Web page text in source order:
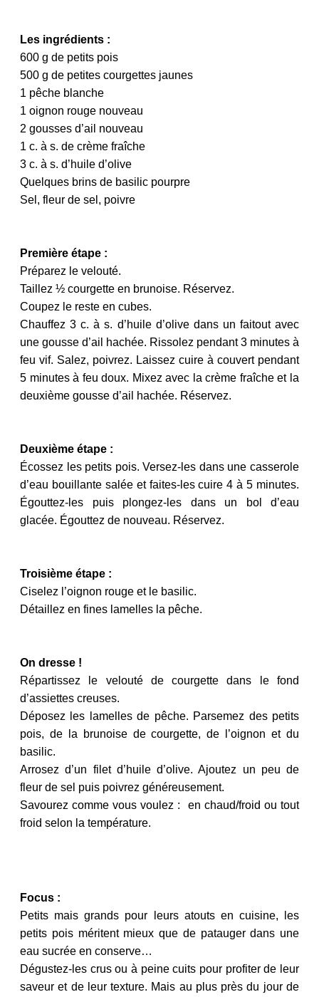
Les ingrédients :
600 g de petits pois
500 g de petites courgettes jaunes
1 pêche blanche
1 oignon rouge nouveau
2 gousses d’ail nouveau
1 c. à s. de crème fraîche
3 c. à s. d’huile d’olive
Quelques brins de basilic pourpre
Sel, fleur de sel, poivre
Première étape :
Préparez le velouté.
Taillez ½ courgette en brunoise. Réservez.
Coupez le reste en cubes.
Chauffez 3 c. à s. d’huile d’olive dans un faitout avec
une gousse d’ail hachée. Rissolez pendant 3 minutes à
feu vif. Salez, poivrez. Laissez cuire à couvert pendant
5 minutes à feu doux. Mixez avec la crème fraîche et la
deuxième gousse d’ail hachée. Réservez.
Deuxième étape :
Écossez les petits pois. Versez-les dans une casserole
d’eau bouillante salée et faites-les cuire 4 à 5 minutes.
Égouttez-les puis plongez-les dans un bol d’eau
glacée. Égouttez de nouveau. Réservez.
Troisième étape :
Ciselez l’oignon rouge et le basilic.
Détaillez en fines lamelles la pêche.
On dresse !
Répartissez le velouté de courgette dans le fond
d’assiettes creuses.
Déposez les lamelles de pêche. Parsemez des petits
pois, de la brunoise de courgette, de l’oignon et du
basilic.
Arrosez d’un filet d’huile d’olive. Ajoutez un peu de
fleur de sel puis poivrez généreusement.
Savourez comme vous voulez : en chaud/froid ou tout
froid selon la température.
Focus :
Petits mais grands pour leurs atouts en cuisine, les
petits pois méritent mieux que de patauger dans une
eau sucrée en conserve…
Dégustez-les crus ou à peine cuits pour profiter de leur
saveur et de leur texture. Mais au plus près du jour de